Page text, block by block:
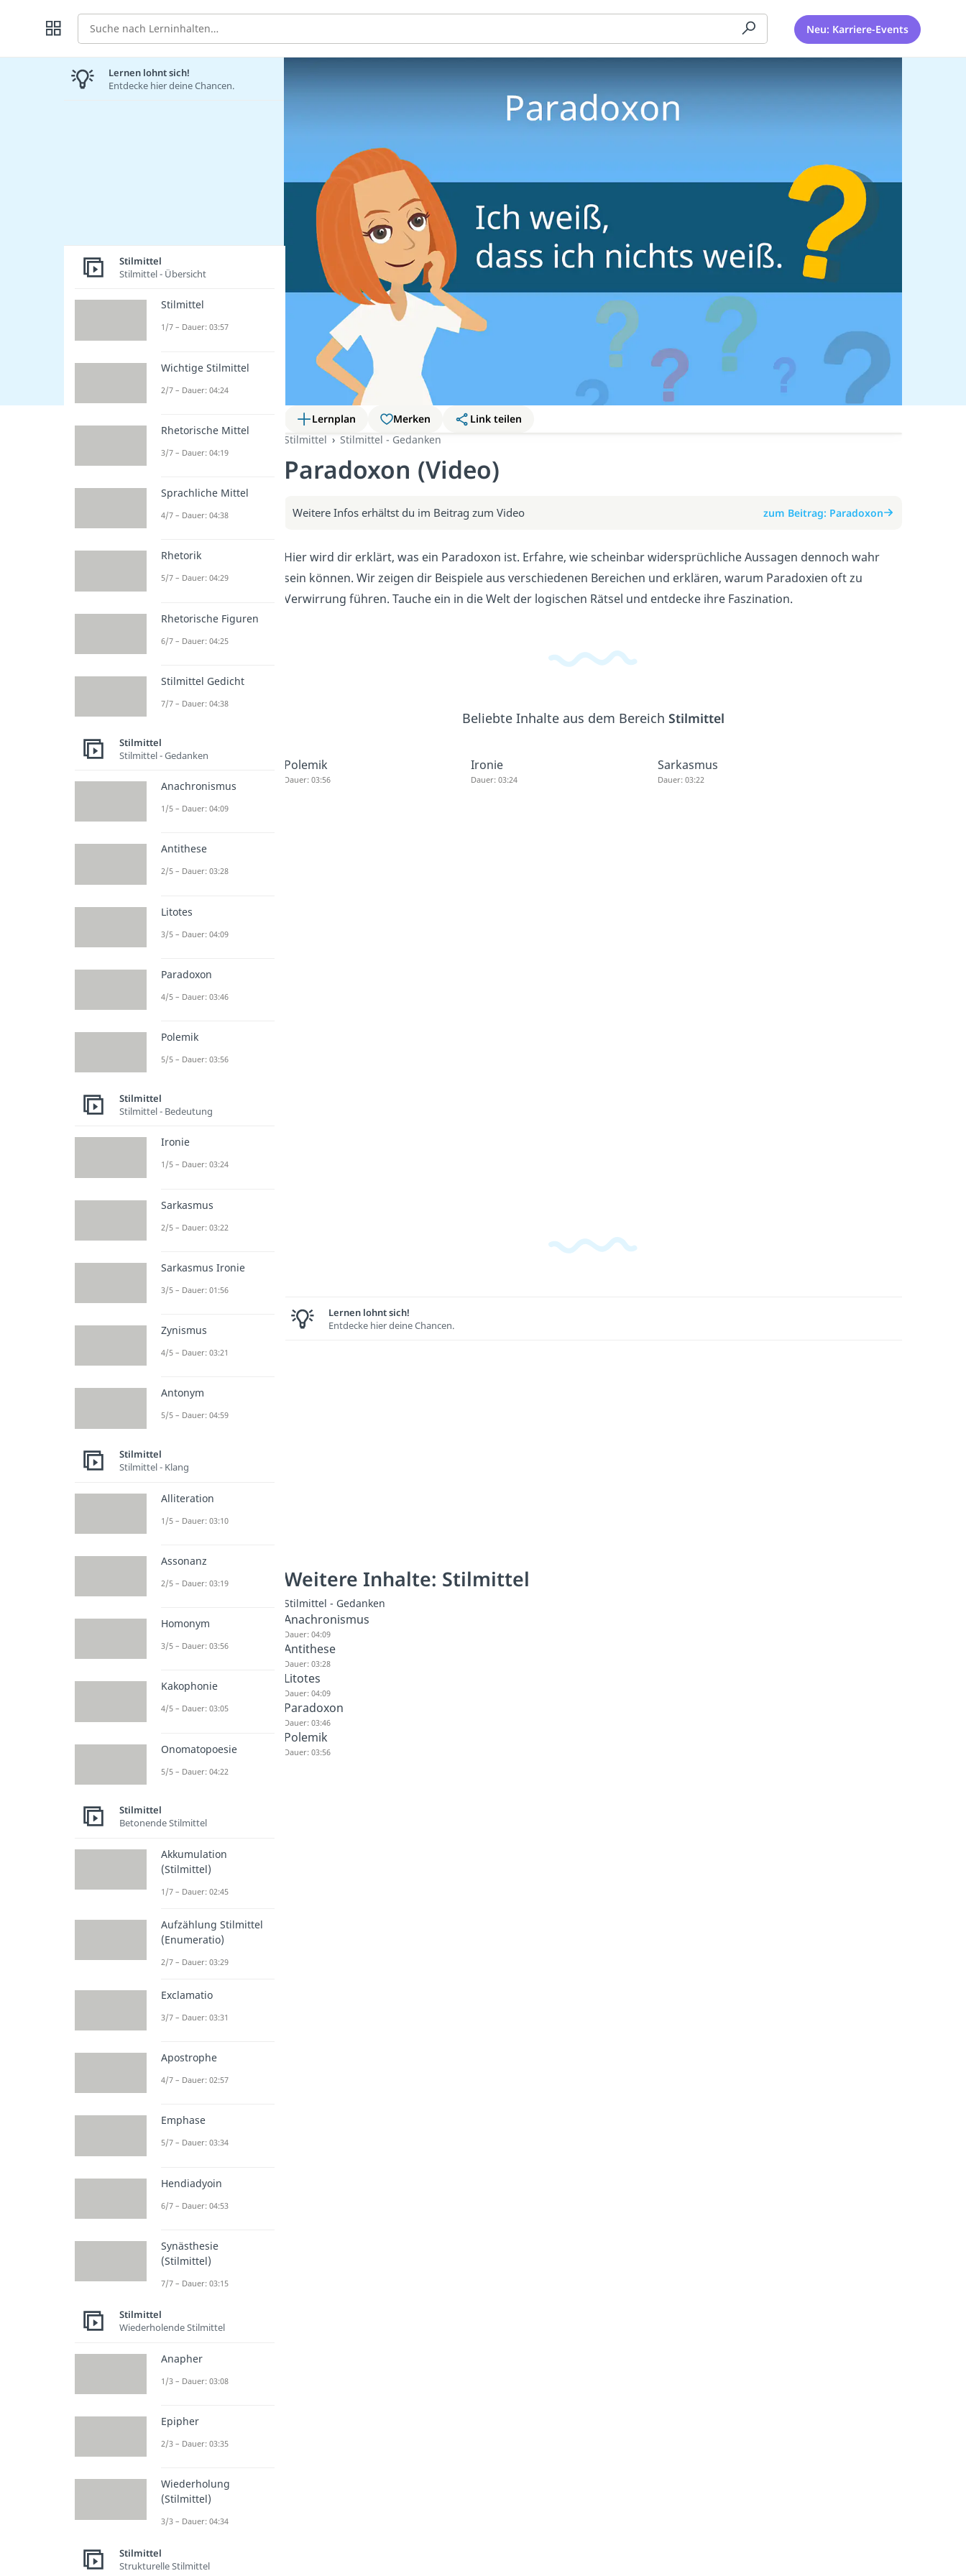
Suche Neu: Karriere-Events
Lernplan Merken
Link teilen
Stilmittel
Stilmittel - Gedanken
Paradoxon (Video)
Weitere Infos erhältst du im Beitrag zum Video zum Beitrag: Paradoxon
Hier wird dir erklärt, was ein Paradoxon ist. Erfahre, wie scheinbar widersprüchliche Aussagen dennoch wahr
sein können. Wir zeigen dir Beispiele aus verschiedenen Bereichen und erklären, warum Paradoxien oft zu
Verwirrung führen. Tauche ein in die Welt der logischen Rätsel und entdecke ihre Faszination.
Beliebte Inhalte aus dem Bereich Stilmittel
Polemik
Dauer: 03:56
Ironie
Dauer: 03:24
Sarkasmus
Dauer: 03:22
Lernen lohnt sich!
Entdecke hier deine Chancen.
Weitere Inhalte: Stilmittel
Stilmittel - Gedanken
Anachronismus
Dauer: 04:09
Antithese
Dauer: 03:28
Litotes
Dauer: 04:09
Paradoxon
Dauer: 03:46
Polemik
Dauer: 03:56
Lernen lohnt sich!
Entdecke hier deine Chancen.
Stilmittel
Stilmittel - Übersicht
Stilmittel
1/7 – Dauer: 03:57
Wichtige Stilmittel
2/7 – Dauer: 04:24
Rhetorische Mittel
3/7 – Dauer: 04:19
Sprachliche Mittel
4/7 – Dauer: 04:38
Rhetorik
5/7 – Dauer: 04:29
Rhetorische Figuren
6/7 – Dauer: 04:25
Stilmittel Gedicht
7/7 – Dauer: 04:38
Stilmittel
Stilmittel - Gedanken
Anachronismus
1/5 – Dauer: 04:09
Antithese
2/5 – Dauer: 03:28
Litotes
3/5 – Dauer: 04:09
Paradoxon
4/5 – Dauer: 03:46
Polemik
5/5 – Dauer: 03:56
Stilmittel
Stilmittel - Bedeutung
Ironie
1/5 – Dauer: 03:24
Sarkasmus
2/5 – Dauer: 03:22
Sarkasmus Ironie
3/5 – Dauer: 01:56
Zynismus
4/5 – Dauer: 03:21
Antonym
5/5 – Dauer: 04:59
Stilmittel
Stilmittel - Klang
Alliteration
1/5 – Dauer: 03:10
Assonanz
2/5 – Dauer: 03:19
Homonym
3/5 – Dauer: 03:56
Kakophonie
4/5 – Dauer: 03:05
Onomatopoesie
5/5 – Dauer: 04:22
Stilmittel
Betonende Stilmittel
Akkumulation
(Stilmittel)
1/7 – Dauer: 02:45
Aufzählung Stilmittel
(Enumeratio)
2/7 – Dauer: 03:29
Exclamatio
3/7 – Dauer: 03:31
Apostrophe
4/7 – Dauer: 02:57
Emphase
5/7 – Dauer: 03:34
Hendiadyoin
6/7 – Dauer: 04:53
Synästhesie
(Stilmittel)
7/7 – Dauer: 03:15
Stilmittel
Wiederholende Stilmittel
Anapher
1/3 – Dauer: 03:08
Epipher
2/3 – Dauer: 03:35
Wiederholung
(Stilmittel)
3/3 – Dauer: 04:34
Stilmittel
Strukturelle Stilmittel